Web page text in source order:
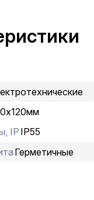
конструкции
коробки серии
Коробка
д. 40 мм.
герметизации - IP
IP IP55
Герметичные